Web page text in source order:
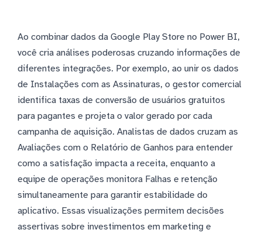
Ao combinar dados da Google Play Store no Power BI,
você cria análises poderosas cruzando informações de
diferentes integrações. Por exemplo, ao unir os dados
de Instalações com as Assinaturas, o gestor comercial
identifica taxas de conversão de usuários gratuitos
para pagantes e projeta o valor gerado por cada
campanha de aquisição. Analistas de dados cruzam as
Avaliações com o Relatório de Ganhos para entender
como a satisfação impacta a receita, enquanto a
equipe de operações monitora Falhas e retenção
simultaneamente para garantir estabilidade do
aplicativo. Essas visualizações permitem decisões
assertivas sobre investimentos em marketing e